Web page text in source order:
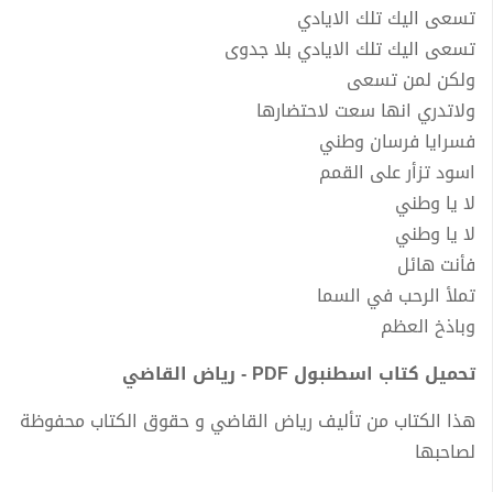
تسعى اليك تلك الايادي
تسعى اليك تلك الايادي بلا جدوى
ولكن لمن تسعى
ولاتدري انها سعت لاحتضارها
فسرايا فرسان وطني
اسود تزأر على القمم
لا يا وطني
لا يا وطني
فأنت هائل
تملأ الرحب في السما
وباذخ العظم
تحميل كتاب اسطنبول PDF - رياض القاضي
هذا الكتاب من تأليف رياض القاضي و حقوق الكتاب محفوظة
لصاحبها